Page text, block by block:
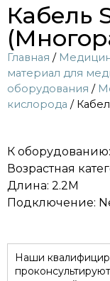
Кабель
Главная /
материал для
оборудования /
кислорода /
К
Возрастная
Длина: 2.2M
Подключение:
Наши